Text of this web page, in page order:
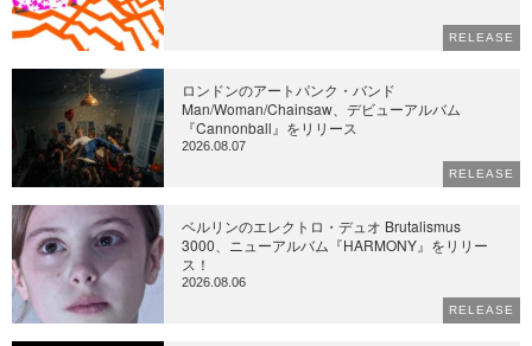
RELEASE
ロンドンのアートパンク・バンド
Man/Woman/Chainsaw、デビューアルバム
『Cannonball』をリリース
2026.08.07
RELEASE
ベルリンのエレクトロ・デュオ Brutalismus
3000、ニューアルバム『HARMONY』をリリー
ス！
2026.08.06
RELEASE